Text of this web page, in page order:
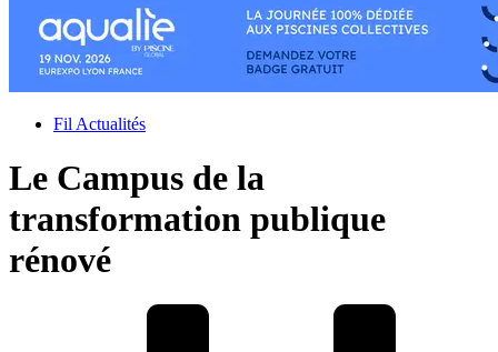
Fil Actualités
Le Campus de la
transformation publique
rénové